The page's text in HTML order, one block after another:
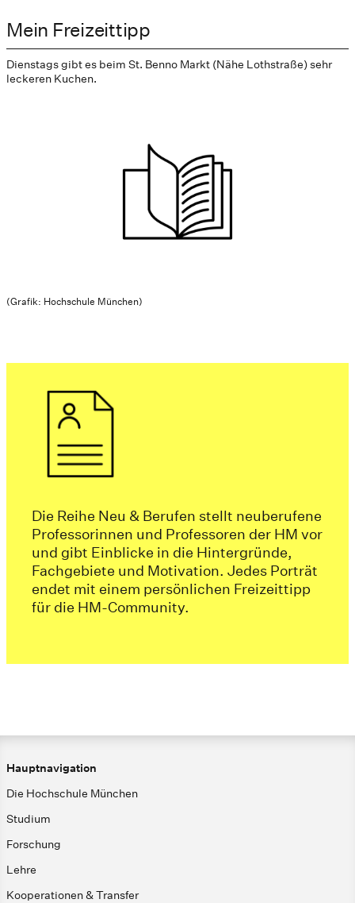
Mein Freizeittipp
(Grafik: Hochschule München)
Dienstags gibt es beim St. Benno Markt (Nähe Lothstraße) sehr
leckeren Kuchen.
Die Reihe Neu & Berufen stellt neuberufene
Professorinnen und Professoren der HM vor
und gibt Einblicke in die Hintergründe,
Fachgebiete und Motivation. Jedes Porträt
endet mit einem persönlichen Freizeittipp
für die HM-Community.
Hauptnavigation
Die Hochschule München
Studium
Forschung
Lehre
Kooperationen & Transfer